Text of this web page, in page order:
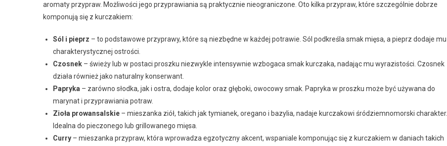
aromaty przypraw. Możliwości jego przyprawiania są praktycznie nieograniczone. Oto kilka przypraw, które szczególnie dobrze
komponują się z kurczakiem:
Sól i pieprz – to podstawowe przyprawy, które są niezbędne w każdej potrawie. Sól podkreśla smak mięsa, a pieprz dodaje mu
charakterystycznej ostrości.
Czosnek – świeży lub w postaci proszku niezwykle intensywnie wzbogaca smak kurczaka, nadając mu wyrazistości. Czosnek
działa również jako naturalny konserwant.
Papryka – zarówno słodka, jak i ostra, dodaje kolor oraz głęboki, owocowy smak. Papryka w proszku może być używana do
marynat i przyprawiania potraw.
Zioła prowansalskie – mieszanka ziół, takich jak tymianek, oregano i bazylia, nadaje kurczakowi śródziemnomorski charakter.
Idealna do pieczonego lub grillowanego mięsa.
Curry – mieszanka przypraw, która wprowadza egzotyczny akcent, wspaniale komponując się z kurczakiem w daniach takich